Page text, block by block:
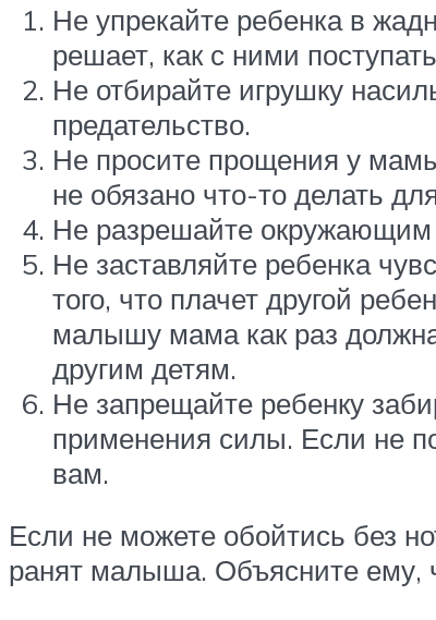
Не упрекайте ребенка в
решает, как с ними
Не отбирайте игрушку
предательство.
Не просите прощения у
не обязано что-то делать
Не разрешайте
Не заставляйте ребенка
того, что плачет другой
малышу мама как раз
другим детям.
Не запрещайте ребенку
применения силы. Если не
вам.
Если не можете обойтись без
ранят малыша. Объясните ему,